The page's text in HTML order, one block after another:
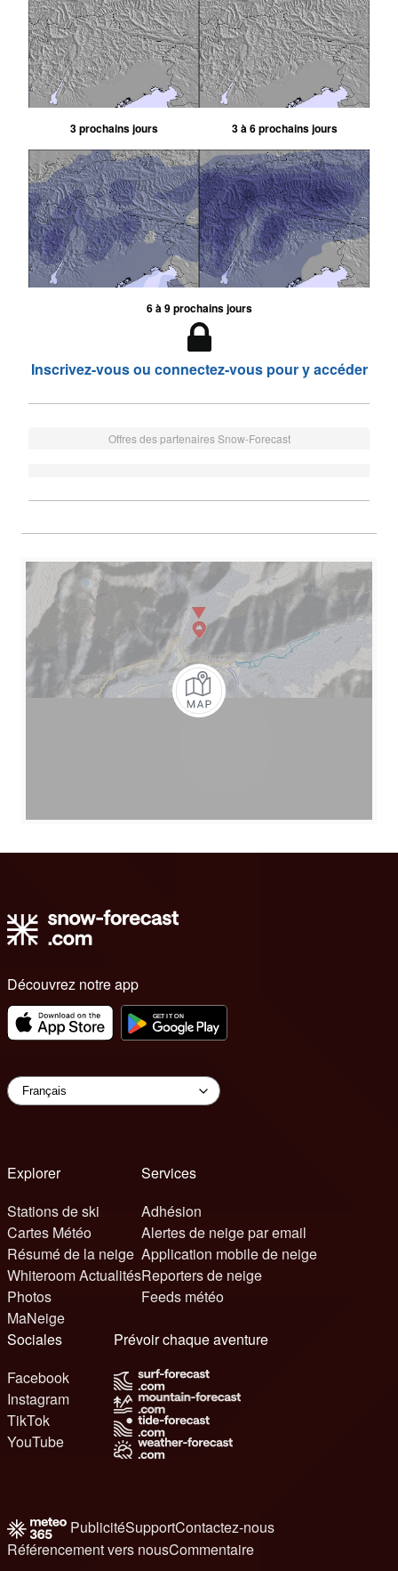
3 prochains jours 3 à 6 prochains jours
6 à 9 prochains jours
Inscrivez-vous ou connectez-vous pour y accéder
Offres des partenaires Snow-Forecast
Découvrez notre app
Explorer
Stations de ski
Cartes Météo
Résumé de la neige
Whiteroom Actualités
Photos
MaNeige
Services
Adhésion
Alertes de neige par email
Application mobile de neige
Reporters de neige
Feeds météo
Sociales
Facebook
Instagram
TikTok
YouTube
Prévoir chaque aventure
PublicitéSupportContactez-nous
Référencement vers nousCommentaire